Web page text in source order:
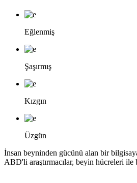
Eğlenmiş
Şaşırmış
Kızgın
Üzgün
İnsan beyninden gücünü alan bir
ABD'li araştırmacılar, beyin hücreleri